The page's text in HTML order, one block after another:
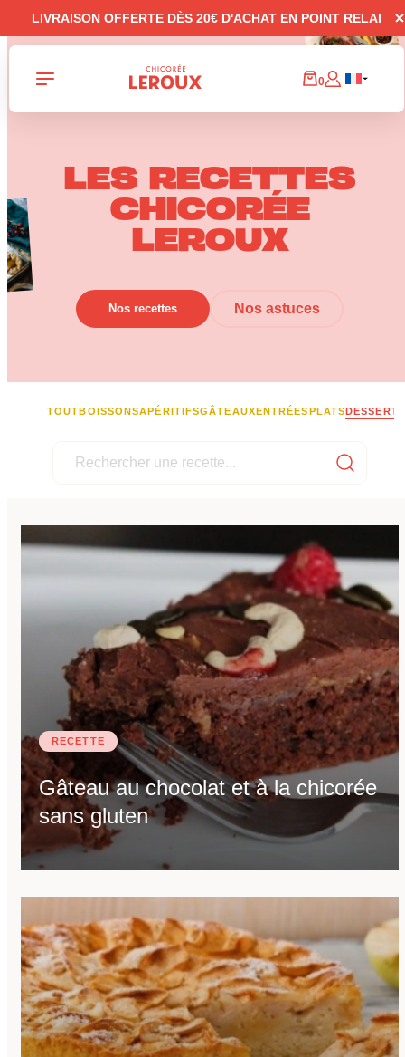
LIVRAISON OFFERTE DÈS 20€ D'ACHAT EN POINT RELAI
0
LES RECETTES
CHICORÉE
LEROUX
Nos recettes Nos astuces
TOUTBOISSONSAPÉRITIFSGÂTEAUXENTRÉESPLATSDESSERTS
RECETTE
Gâteau au chocolat et à la chicorée
sans gluten
Panneau de gestion des cookies